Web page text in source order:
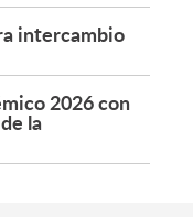
intercambio
2026 con
la